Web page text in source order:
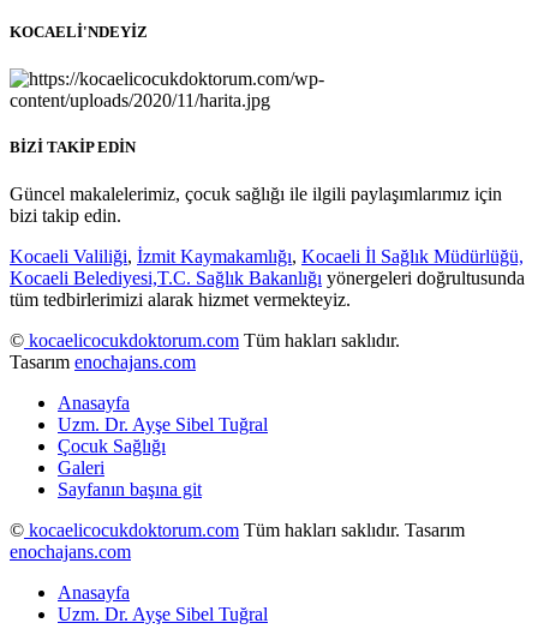
KOCAELİ'NDEYİZ
BİZİ TAKİP EDİN
Güncel makalelerimiz, çocuk sağlığı ile ilgili paylaşımlarımız için
bizi takip edin.
Kocaeli Valiliği, İzmit Kaymakamlığı, Kocaeli İl Sağlık Müdürlüğü,
Kocaeli Belediyesi,T.C. Sağlık Bakanlığı yönergeleri doğrultusunda
tüm tedbirlerimizi alarak hizmet vermekteyiz.
© kocaelicocukdoktorum.com Tüm hakları saklıdır.
Tasarım enochajans.com
Anasayfa
Uzm. Dr. Ayşe Sibel Tuğral
Çocuk Sağlığı
Galeri
Sayfanın başına git
© kocaelicocukdoktorum.com Tüm hakları saklıdır. Tasarım
enochajans.com
Anasayfa
Uzm. Dr. Ayşe Sibel Tuğral